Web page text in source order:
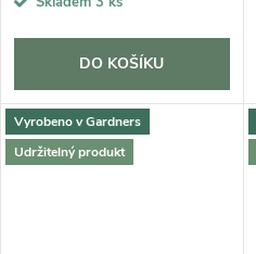
DO KOŠÍKU
Vyrobeno v Gardners
Udržitelný produkt